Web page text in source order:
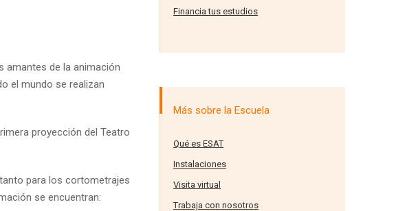
amantes de la animación
el mundo se realizan
proyección del Teatro
para los cortometrajes
se encuentran:
Financia tus estudios
Más sobre la Escuela
Qué es ESAT
Instalaciones
Visita virtual
Trabaja con nosotros